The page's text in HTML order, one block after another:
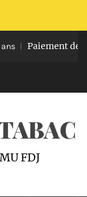
Paiement de
FDJ